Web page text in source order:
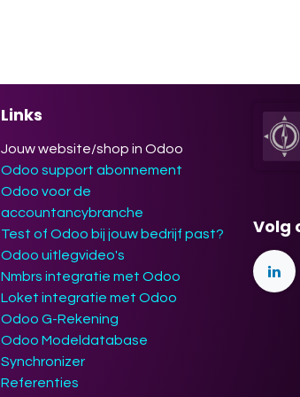
Links
Jouw website/shop in Odoo
Odoo support abonnement
Odoo voor de
accountancybranche
Test of Odoo bij jouw bedrijf past?
Odoo uitlegvideo's
Nmbrs integratie met Odoo
Loket integratie met Odoo
Odoo G-Rekening
Odoo Modeldatabase
Synchronizer
Referenties
Volg